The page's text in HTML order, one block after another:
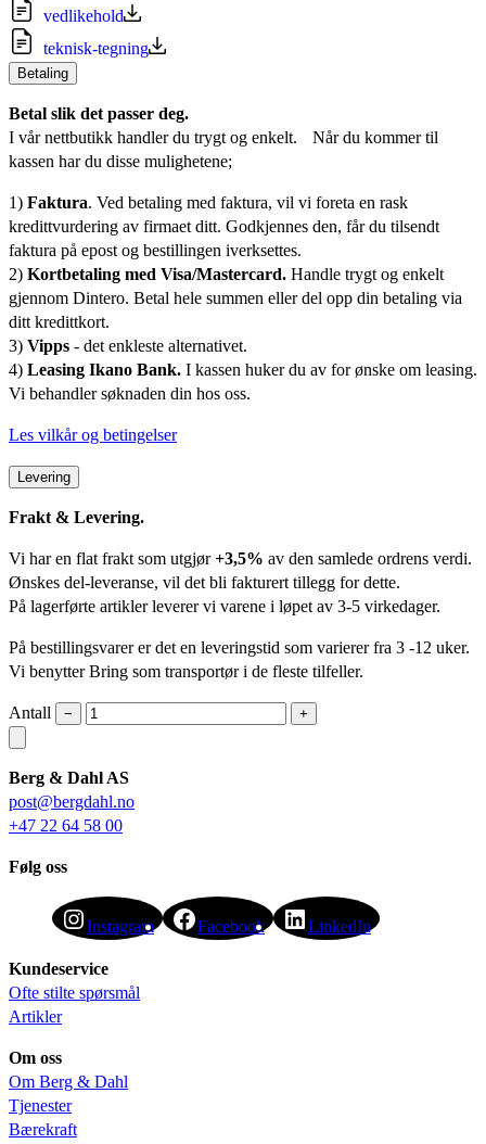
vedlikehold
teknisk-tegning
Betaling
Betal slik det passer deg.
I vår nettbutikk handler du trygt og enkelt. Når du kommer til
kassen har du disse mulighetene;
1) Faktura. Ved betaling med faktura, vil vi foreta en rask
kredittvurdering av firmaet ditt. Godkjennes den, får du tilsendt
faktura på epost og bestillingen iverksettes.
2) Kortbetaling med Visa/Mastercard. Handle trygt og enkelt
gjennom Dintero. Betal hele summen eller del opp din betaling via
ditt kredittkort.
3) Vipps - det enkleste alternativet.
4) Leasing Ikano Bank. I kassen huker du av for ønske om leasing.
Vi behandler søknaden din hos oss.
Les vilkår og betingelser
Levering
Frakt & Levering.
Vi har en flat frakt som utgjør+3,5% av den samlede ordrens verdi.
Ønskes del-leveranse, vil det bli fakturert tillegg for dette.
På lagerførte artikler leverer vi varene i løpet av 3-5 virkedager.
På bestillingsvarer er det en leveringstid som varierer fra 3 -12 uker.
Vi benytter Bring som transportør i de fleste tilfeller.
Antall − +
Berg & Dahl AS
post@bergdahl.no
+47 22 64 58 00
Følg oss
Instagram Facebook LinkedIn
Kundeservice
Ofte stilte spørsmål
Artikler
Om oss
Om Berg & Dahl
Tjenester
Bærekraft